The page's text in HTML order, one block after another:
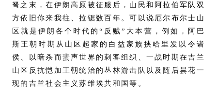
弩之末，在伊朗高原被征服后，山民和阿拉伯军队双
方依旧你来我往、拉锯数百年。可以说厄尔布尔士山
区就是伊朗各个时代的“反贼”大本营，例如，阿巴
斯王朝时期从山区起家的白益家族挟哈里发以令诸
侯、以暗杀而蜚声世界的刺客组织、一战时期在吉兰
山区反抗恺加王朝统治的丛林游击队以及随后昙花一
现的吉兰社会主义苏维埃共和国等。